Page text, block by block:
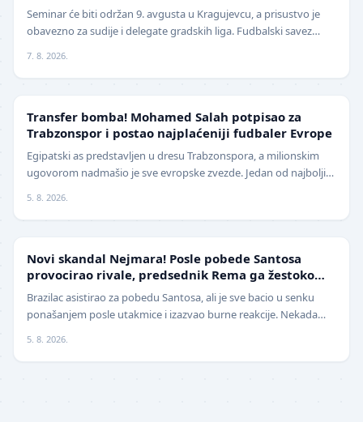
Seminar će biti održan 9. avgusta u Kragujevcu, a prisustvo je
obavezno za sudije i delegate gradskih liga. Fudbalski savez
7. 8. 2026.
Transfer bomba! Mohamed Salah potpisao za
Trabzonspor i postao najplaćeniji fudbaler Evrope
Egipatski as predstavljen u dresu Trabzonspora, a milionskim
ugovorom nadmašio je sve evropske zvezde. Jedan od najboljih
5. 8. 2026.
Novi skandal Nejmara! Posle pobede Santosa
provocirao rivale, predsednik Rema ga žestoko
isprozivao: "Bitanga i klovn!" (VIDEO)
Brazilac asistirao za pobedu Santosa, ali je sve bacio u senku
ponašanjem posle utakmice i izazvao burne reakcije. Nekada
5. 8. 2026.